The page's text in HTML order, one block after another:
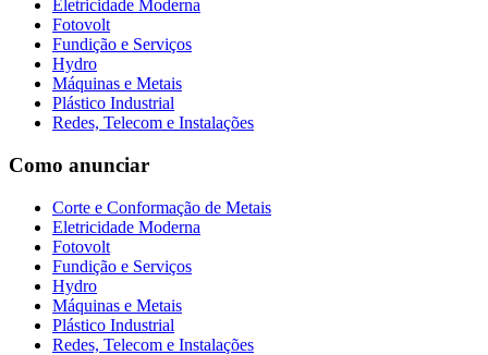
Eletricidade Moderna
Fotovolt
Fundição e Serviços
Hydro
Máquinas e Metais
Plástico Industrial
Redes, Telecom e Instalações
Como anunciar
Corte e Conformação de Metais
Eletricidade Moderna
Fotovolt
Fundição e Serviços
Hydro
Máquinas e Metais
Plástico Industrial
Redes, Telecom e Instalações